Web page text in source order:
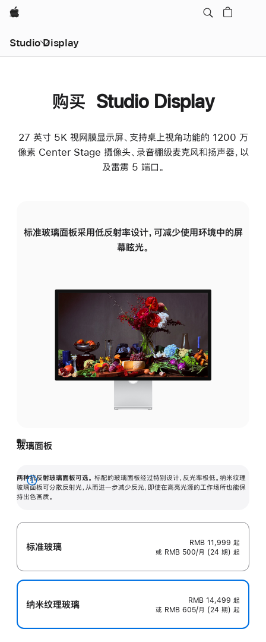
Apple
Studio Display
购买 Studio Display
27 英寸 5K 视网膜显示屏、支持桌上视角功能的 1200 万
像素 Center Stage 摄像头、录音棚级麦克风和扬声器，以
及雷雳 5 端口。
标准玻璃面板采用低反射率设计，可减少使用环境中的屏
幕眩光。
玻璃面板
两种抗反射玻璃面板可选。 标配的玻璃面板经过特别设计，反光率极低。纳米纹理
玻璃面板可分散反射光，从而进一步减少反光，即使在高亮光源的工作场所也能保
持出色画质。
展
开
标准玻璃 RMB 11,999 起
或 RMB 500/月 (24 期) 起
纳米纹理玻璃 RMB 14,499 起
或 RMB 605/月 (24 期) 起